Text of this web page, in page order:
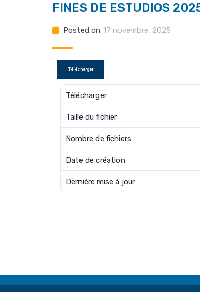
FINES DE ESTUDIOS
Posted on 17 novembre, 2025
Télécharger
Télécharger
Taille du fichier
Nombre de fichiers
Date de création
Dernière mise à jour